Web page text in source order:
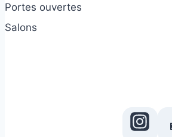
Portes ouvertes
Salons